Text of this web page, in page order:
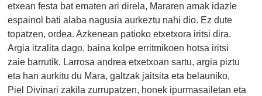
etxean festa bat ematen ari direla, Mararen amak idazle
espainol bati alaba nagusia aurkeztu nahi dio. Ez dute
topatzen, ordea. Azkenean patioko etxetxora iritsi dira.
Argia itzalita dago, baina kolpe erritmikoen hotsa iritsi
zaie barrutik. Larrosa andrea etxetxoan sartu, argia piztu
eta han aurkitu du Mara, galtzak jaitsita eta belauniko,
Piel Divinari zakila zurrupatzen, honek ipurmasailetan eta